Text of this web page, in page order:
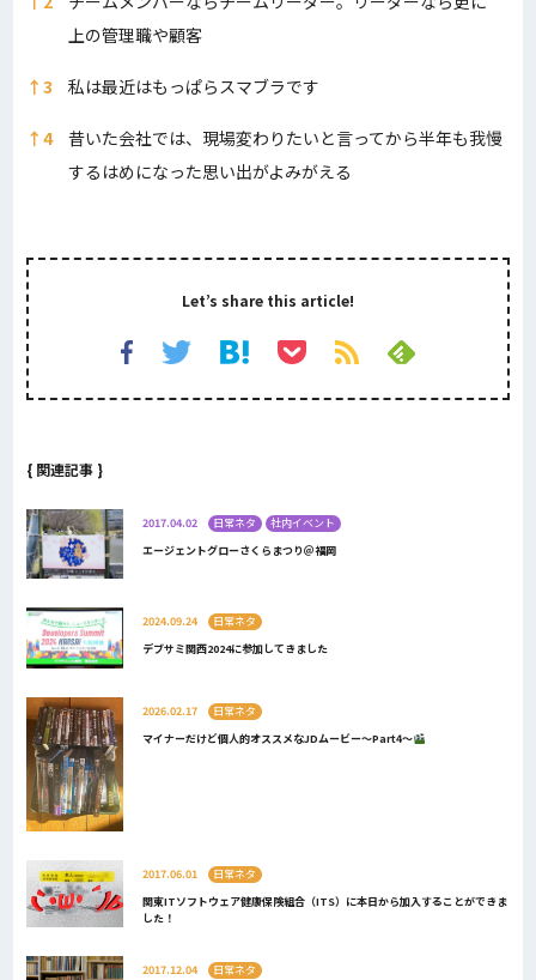
上の管理職や顧客
↑ 3 私は最近はもっぱらスマブラです
↑ 4
昔いた会社では、現場変わりたいと言ってから半年も我慢
するはめになった思い出がよみがえる
Let’s share this article!
{ 関連記事 }
2017.04.02 日常ネタ
社内イベント
エージェントグローさくらまつり＠福岡
2024.09.24
日常ネタ
デブサミ関西2024に参加してきました
2026.02.17
日常ネタ
マイナーだけど個人的オススメなJDムービー～Part4～
2017.06.01
日常ネタ
関東ITソフトウェア健康保険組合（ITS）に本日から加入することができま
した！
2017.12.04
日常ネタ